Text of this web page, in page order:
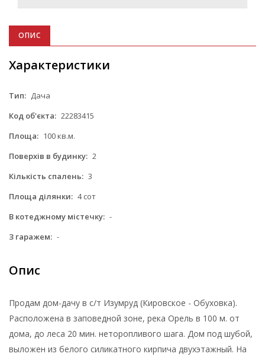
ОПИС
Характеристики
Тип: Дача
Код об'єкта: 22283415
Площа: 100 кв.м.
Поверхів в будинку: 2
Кількість спалень: 3
Площа ділянки: 4 сот
В котеджному містечку: -
З гаражем: -
Опис
Продам дом-дачу в с/т Изумруд (Кировское - Обуховка).
Расположена в заповедной зоне, река Орель в 100 м. от
дома, до леса 20 мин. неторопливого шага. Дом под шубой,
выложен из белого силикатного кирпича двухэтажный. На